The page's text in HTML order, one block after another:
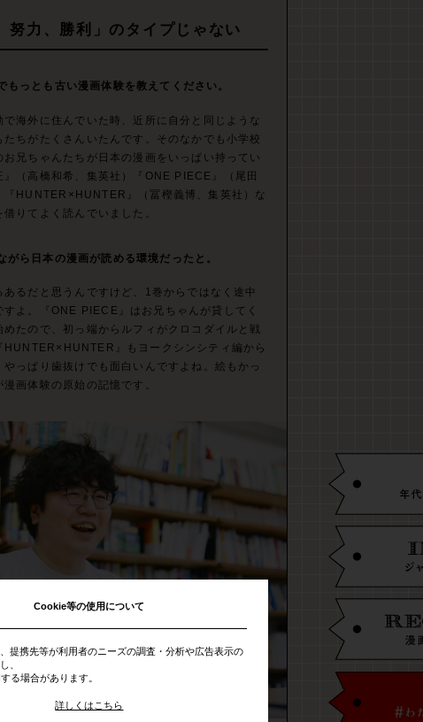
努力、勝利」のタイプじゃない
もっとも古い漫画体験を教えてください。
で海外に住んでいた時、近所に自分と同じような
ちがたくさんいたんです。そのなかでも小学校
お兄ちゃんたちが日本の漫画をいっぱい持ってい
（高橋和希、集英社）『ONE PIECE』（尾田
『HUNTER×HUNTER』（冨樫義博、集英社）な
りてよく読んでいました。
がら日本の漫画が読める環境だったと。
あるだと思うんですけど、1巻からではなく途中
すよ。『ONE PIECE』はお兄ちゃんが貸してく
めたので、初っ端からルフィがクロコダイルと戦
HUNTER×HUNTER』もヨークシンシティ編から
っぱり歯抜けでも面白いんですよね。絵もかっ
画体験の原始の記憶です。
Cookie等の使用について
提携先等が利用者のニーズの調査・分析や広告表示の
、
る場合があります。
詳しくはこちら